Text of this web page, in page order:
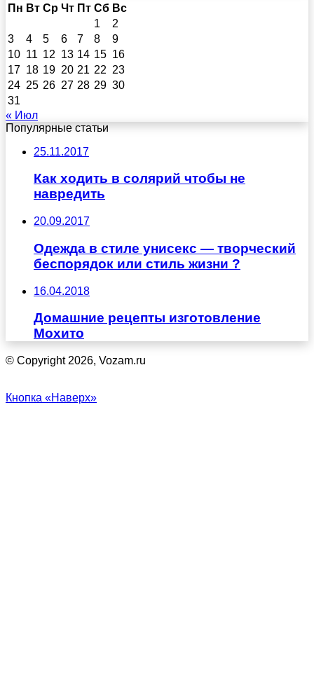
Пн Вт Ср Чт Пт Сб Вс
1
2
3
4 5 6 7 8
9
10 11 12 13 14 15 16
17 18 19 20 21 22 23
24 25 26 27 28 29 30
31
« Июл
Популярные статьи
25.11.2017
Как ходить в солярий чтобы не
навредить
20.09.2017
Одежда в стиле унисекс — творческий
беспорядок или стиль жизни ?
16.04.2018
Домашние рецепты изготовление
Мохито
© Copyright 2026, Vozam.ru
Кнопка «Наверх»